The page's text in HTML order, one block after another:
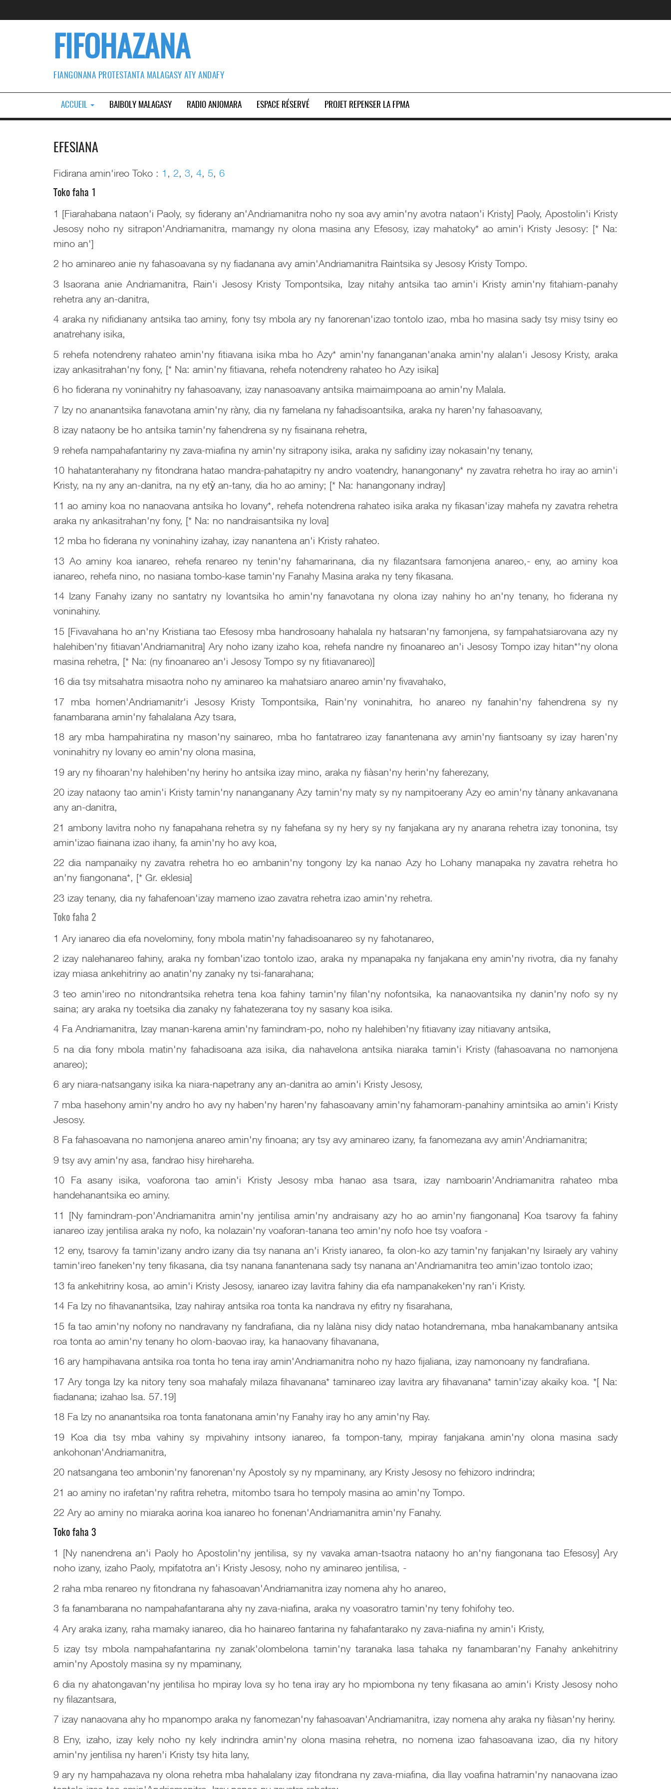
FIFOHAZANA
FIANGONANA PROTESTANTA MALAGASY ATY ANDAFY
ACCUEIL BAIBOLY MALAGASY RADIO ANJOMARA ESPACE RÉSERVÉ PROJET REPENSER LA FPMA
EFESIANA
Fidirana amin'ireo Toko : 1 2 3 4 5 6
Toko faha 1
1 [Fiarahabana nataon'i Paoly, sy fiderany an'Andriamanitra noho ny soa avy amin'ny avotra nataon'i Kristy] Paoly, Apostolin'i Kristy
Jesosy noho ny sitrapon'Andriamanitra, mamangy ny olona masina any Efesosy, izay mahatoky* ao amin'i Kristy Jesosy: [* Na:
mino an']
2 ho aminareo anie ny fahasoavana sy ny fiadanana avy amin'Andriamanitra Raintsika sy Jesosy Kristy Tompo.
3 Isaorana anie Andriamanitra, Rain'i Jesosy Kristy Tompontsika, Izay nitahy antsika tao amin'i Kristy amin'ny fitahiam-panahy
rehetra any an-danitra,
4 araka ny nifidianany antsika tao aminy, fony tsy mbola ary ny fanorenan'izao tontolo izao, mba ho masina sady tsy misy tsiny eo
anatrehany isika,
5 rehefa notendreny rahateo amin'ny fitiavana isika mba ho Azy* amin'ny fananganan'anaka amin'ny alalan'i Jesosy Kristy, araka
izay ankasitrahan'ny fony, [* Na: amin'ny fitiavana, rehefa notendreny rahateo ho Azy isika]
6 ho fiderana ny voninahitry ny fahasoavany, izay nanasoavany antsika maimaimpoana ao amin'ny Malala.
7 Izy no ananantsika fanavotana amin'ny ràny, dia ny famelana ny fahadisoantsika, araka ny haren'ny fahasoavany,
8 izay nataony be ho antsika tamin'ny fahendrena sy ny fisainana rehetra,
9 rehefa nampahafantariny ny zava-miafina ny amin'ny sitrapony isika, araka ny safidiny izay nokasain'ny tenany,
10 hahatanterahany ny fitondrana hatao mandra-pahatapitry ny andro voatendry, hanangonany* ny zavatra rehetra ho iray ao amin'i
Kristy, na ny any an-danitra, na ny etỳ an-tany, dia ho ao aminy; [* Na: hanangonany indray]
11 ao aminy koa no nanaovana antsika ho lovany*, rehefa notendrena rahateo isika araka ny fikasan'izay mahefa ny zavatra rehetra
araka ny ankasitrahan'ny fony, [* Na: no nandraisantsika ny lova]
12 mba ho fiderana ny voninahiny izahay, izay nanantena an'i Kristy rahateo.
13 Ao aminy koa ianareo, rehefa renareo ny tenin'ny fahamarinana, dia ny filazantsara famonjena anareo,- eny, ao aminy koa
ianareo, rehefa nino, no nasiana tombo-kase tamin'ny Fanahy Masina araka ny teny fikasana.
14 Izany Fanahy izany no santatry ny lovantsika ho amin'ny fanavotana ny olona izay nahiny ho an'ny tenany, ho fiderana ny
voninahiny.
15 [Fivavahana ho an'ny Kristiana tao Efesosy mba handrosoany hahalala ny hatsaran'ny famonjena, sy fampahatsiarovana azy ny
halehiben'ny fitiavan'Andriamanitra] Ary noho izany izaho koa, rehefa nandre ny finoanareo an'i Jesosy Tompo izay hitan*'ny olona
masina rehetra, [* Na: (ny finoanareo an'i Jesosy Tompo sy ny fitiavanareo)]
16 dia tsy mitsahatra misaotra noho ny aminareo ka mahatsiaro anareo amin'ny fivavahako,
17 mba homen'Andriamanitr'i Jesosy Kristy Tompontsika, Rain'ny voninahitra, ho anareo ny fanahin'ny fahendrena sy ny
fanambarana amin'ny fahalalana Azy tsara,
18 ary mba hampahiratina ny mason'ny sainareo, mba ho fantatrareo izay fanantenana avy amin'ny fiantsoany sy izay haren'ny
voninahitry ny lovany eo amin'ny olona masina,
19 ary ny fihoaran'ny halehiben'ny heriny ho antsika izay mino, araka ny fiàsan'ny herin'ny faherezany,
20 izay nataony tao amin'i Kristy tamin'ny nananganany Azy tamin'ny maty sy ny nampitoerany Azy eo amin'ny tànany ankavanana
any an-danitra,
21 ambony lavitra noho ny fanapahana rehetra sy ny fahefana sy ny hery sy ny fanjakana ary ny anarana rehetra izay tononina, tsy
amin'izao fiainana izao ihany, fa amin'ny ho avy koa,
22 dia nampanaiky ny zavatra rehetra ho eo ambanin'ny tongony Izy ka nanao Azy ho Lohany manapaka ny zavatra rehetra ho
an'ny fiangonana*, [* Gr. eklesia]
23 izay tenany, dia ny fahafenoan'izay mameno izao zavatra rehetra izao amin'ny rehetra.
Toko faha 2
1 Ary ianareo dia efa novelominy, fony mbola matin'ny fahadisoanareo sy ny fahotanareo,
2 izay nalehanareo fahiny, araka ny fomban'izao tontolo izao, araka ny mpanapaka ny fanjakana eny amin'ny rivotra, dia ny fanahy
izay miasa ankehitriny ao anatin'ny zanaky ny tsi-fanarahana;
3 teo amin'ireo no nitondrantsika rehetra tena koa fahiny tamin'ny filan'ny nofontsika, ka nanaovantsika ny danin'ny nofo sy ny
saina; ary araka ny toetsika dia zanaky ny fahatezerana toy ny sasany koa isika.
4 Fa Andriamanitra, Izay manan-karena amin'ny famindram-po, noho ny halehiben'ny fitiavany izay nitiavany antsika,
5 na dia fony mbola matin'ny fahadisoana aza isika, dia nahavelona antsika niaraka tamin'i Kristy (fahasoavana no namonjena
anareo);
6 ary niara-natsangany isika ka niara-napetrany any an-danitra ao amin'i Kristy Jesosy,
7 mba hasehony amin'ny andro ho avy ny haben'ny haren'ny fahasoavany amin'ny fahamoram-panahiny amintsika ao amin'i Kristy
Jesosy.
8 Fa fahasoavana no namonjena anareo amin'ny finoana; ary tsy avy aminareo izany, fa fanomezana avy amin'Andriamanitra;
9 tsy avy amin'ny asa, fandrao hisy hirehareha.
10 Fa asany isika, voaforona tao amin'i Kristy Jesosy mba hanao asa tsara, izay namboarin'Andriamanitra rahateo mba
handehanantsika eo aminy.
11 [Ny famindram-pon'Andriamanitra amin'ny jentilisa amin'ny andraisany azy ho ao amin'ny fiangonana] Koa tsarovy fa fahiny
ianareo izay jentilisa araka ny nofo, ka nolazain'ny voaforan-tanana teo amin'ny nofo hoe tsy voafora -
12 eny, tsarovy fa tamin'izany andro izany dia tsy nanana an'i Kristy ianareo, fa olon-ko azy tamin'ny fanjakan'ny Isiraely ary vahiny
tamin'ireo faneken'ny teny fikasana, dia tsy nanana fanantenana sady tsy nanana an'Andriamanitra teo amin'izao tontolo izao;
13 fa ankehitriny kosa, ao amin'i Kristy Jesosy, ianareo izay lavitra fahiny dia efa nampanakeken'ny ran'i Kristy.
14 Fa Izy no fihavanantsika, Izay nahiray antsika roa tonta ka nandrava ny efitry ny fisarahana,
15 fa tao amin'ny nofony no nandravany ny fandrafiana, dia ny lalàna nisy didy natao hotandremana, mba hanakambanany antsika
roa tonta ao amin'ny tenany ho olom-baovao iray, ka hanaovany fihavanana,
16 ary hampihavana antsika roa tonta ho tena iray amin'Andriamanitra noho ny hazo fijaliana, izay namonoany ny fandrafiana.
17 Ary tonga Izy ka nitory teny soa mahafaly milaza fihavanana* taminareo izay lavitra ary fihavanana* tamin'izay akaiky koa. *[ Na:
fiadanana; izahao Isa. 57.19]
18 Fa Izy no ananantsika roa tonta fanatonana amin'ny Fanahy iray ho any amin'ny Ray.
19 Koa dia tsy mba vahiny sy mpivahiny intsony ianareo, fa tompon-tany, mpiray fanjakana amin'ny olona masina sady
ankohonan'Andriamanitra,
20 natsangana teo ambonin'ny fanorenan'ny Apostoly sy ny mpaminany, ary Kristy Jesosy no fehizoro indrindra;
21 ao aminy no irafetan'ny rafitra rehetra, mitombo tsara ho tempoly masina ao amin'ny Tompo.
22 Ary ao aminy no miaraka aorina koa ianareo ho fonenan'Andriamanitra amin'ny Fanahy.
Toko faha 3
1 [Ny nanendrena an'i Paoly ho Apostolin'ny jentilisa, sy ny vavaka aman-tsaotra nataony ho an'ny fiangonana tao Efesosy] Ary
noho izany, izaho Paoly, mpifatotra an'i Kristy Jesosy, noho ny aminareo jentilisa, -
2 raha mba renareo ny fitondrana ny fahasoavan'Andriamanitra izay nomena ahy ho anareo,
3 fa fanambarana no nampahafantarana ahy ny zava-niafina, araka ny voasoratro tamin'ny teny fohifohy teo.
4 Ary araka izany, raha mamaky ianareo, dia ho hainareo fantarina ny fahafantarako ny zava-niafina ny amin'i Kristy,
5 izay tsy mbola nampahafantarina ny zanak'olombelona tamin'ny taranaka lasa tahaka ny fanambaran'ny Fanahy ankehitriny
amin'ny Apostoly masina sy ny mpaminany,
6 dia ny ahatongavan'ny jentilisa ho mpiray lova sy ho tena iray ary ho mpiombona ny teny fikasana ao amin'i Kristy Jesosy noho
ny filazantsara,
7 izay nanaovana ahy ho mpanompo araka ny fanomezan'ny fahasoavan'Andriamanitra, izay nomena ahy araka ny fiàsan'ny heriny.
8 Eny, izaho, izay kely noho ny kely indrindra amin'ny olona masina rehetra, no nomena izao fahasoavana izao, dia ny hitory
amin'ny jentilisa ny haren'i Kristy tsy hita lany,
9 ary ny hampahazava ny olona rehetra mba hahalalany izay fitondrana ny zava-miafina, dia Ilay voafina hatramin'ny nanaovana izao